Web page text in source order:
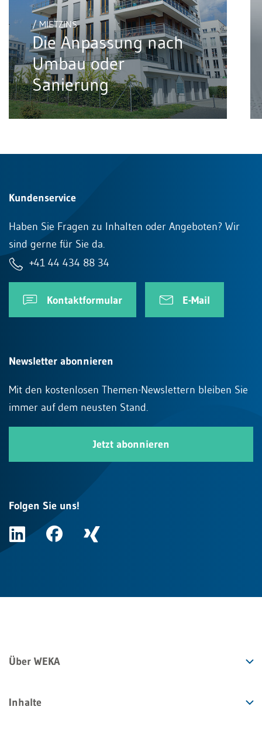
/ MIETZINS
Die Anpassung nach
Umbau oder
Sanierung
Kundenservice
Haben Sie Fragen zu Inhalten oder Angeboten? Wir
sind gerne für Sie da.
+41 44 434 88 34
Kontaktformular E-Mail
Newsletter abonnieren
Mit den kostenlosen Themen-Newslettern bleiben Sie
immer auf dem neusten Stand.
Jetzt abonnieren
Folgen Sie uns!
Über WEKA
Inhalte